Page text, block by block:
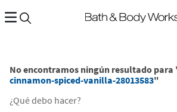
No encontramos ningún resultado para
cinnamon-spiced-vanilla-28013583"
¿Qué debo hacer?